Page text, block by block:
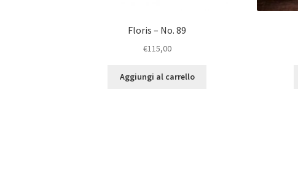
Floris – No. 89
€115,00
Aggiungi al carrello